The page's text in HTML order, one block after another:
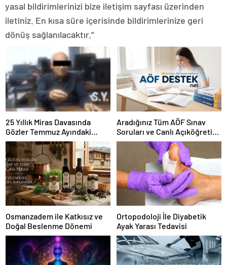
yasal bildirimlerinizi bize iletişim sayfası üzerinden
iletiniz. En kısa süre içerisinde bildirimlerinize geri
dönüş sağlanılacaktır.”
25 Yıllık Miras Davasında
Gözler Temmuz Ayındaki
Karar Duruşmasına Çevrildi
Aradığınız Tüm AÖF Sınav
Soruları ve Canlı Açıköğretim
Forumu Burada
Osmanzadem ile Katkısız ve
Doğal Beslenme Dönemi
Ortopodoloji İle Diyabetik
Ayak Yarası Tedavisi